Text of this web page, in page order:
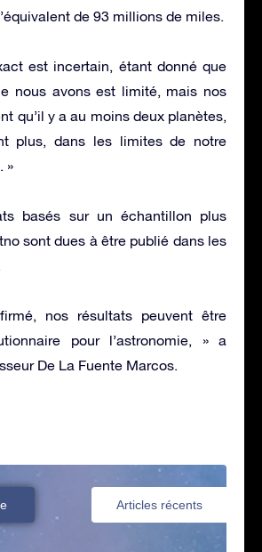
de 93 millions de miles.
est incertain, étant donné que
nous avons est limité, mais nos
qu’il y a au moins deux planètes,
plus, dans les limites de notre
»
basés sur un échantillon plus
sont dues à être publié dans les
nos résultats peuvent être
pour l’astronomie, » a
De La Fuente Marcos.
Articles récents